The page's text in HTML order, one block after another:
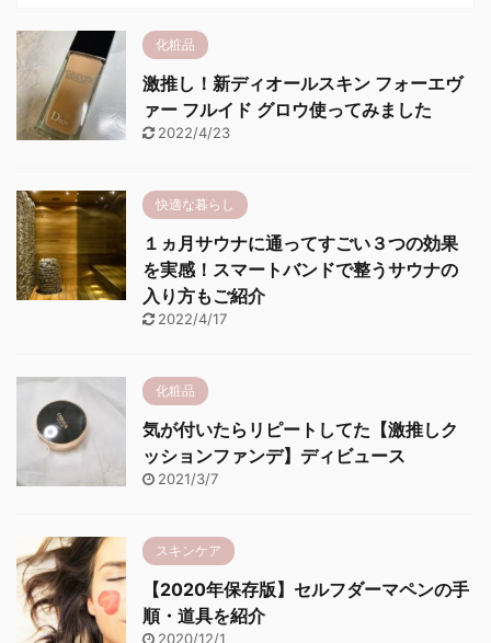
化粧品
激推し！新ディオールスキン フォーエヴ
ァー フルイド グロウ使ってみました
2022/4/23
快適な暮らし
１ヵ月サウナに通ってすごい３つの効果
を実感！スマートバンドで整うサウナの
入り方もご紹介
2022/4/17
化粧品
気が付いたらリピートしてた【激推しク
ッションファンデ】ディビュース
2021/3/7
スキンケア
【2020年保存版】セルフダーマペンの手
順・道具を紹介
2020/12/1